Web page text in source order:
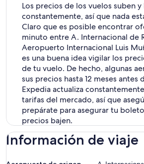
Los precios de los vuelos suben y
constantemente, así que nada
Claro que es posible encontrar
minuto entre A. Internacional de
Aeropuerto Internacional Luis
es una buena idea vigilar los
de tu vuelo. De hecho, algunas
sus precios hasta 12 meses antes
Expedia actualiza
tarifas del mercado, así que
prepárate para asegurar tu
precios bajen.
Información de viaje